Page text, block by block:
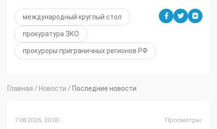
международный круглый стол
прокуратура ЗКО
прокуроры приграничных регионов РФ
Главная / Новости / Последние новости
7.08.2026, 20:00 Просмотры: